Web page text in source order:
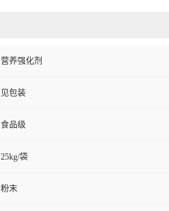
营养强化剂
见包装
食品级
25kg/袋
粉末